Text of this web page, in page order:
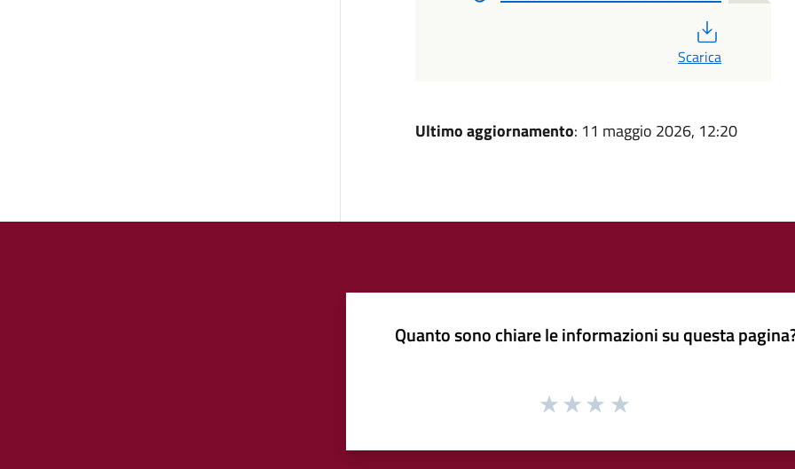
Scarica
Ultimo aggiornamento: 11 maggio 2026, 12:20
Quanto sono chiare le informazioni su questa